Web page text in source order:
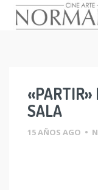
«PARTIR»
SALA
15 AÑOS AGO •